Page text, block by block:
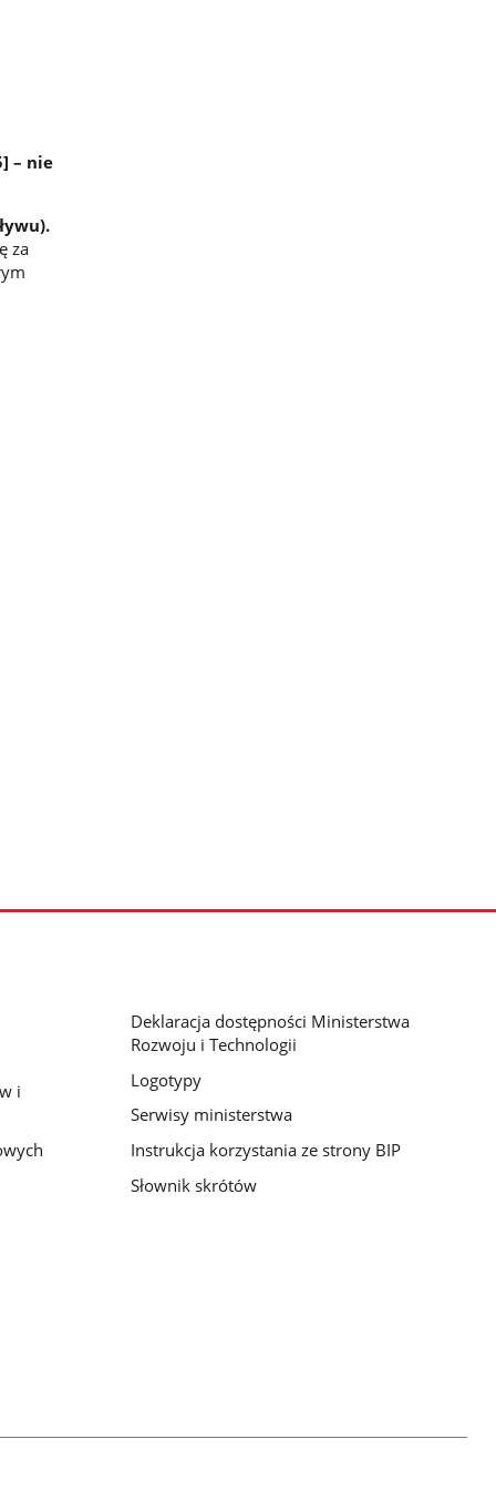
– nie
za
i
Deklaracja dostępności Ministerstwa
Rozwoju i Technologii
Logotypy
Serwisy ministerstwa
Instrukcja korzystania ze strony BIP
Słownik skrótów